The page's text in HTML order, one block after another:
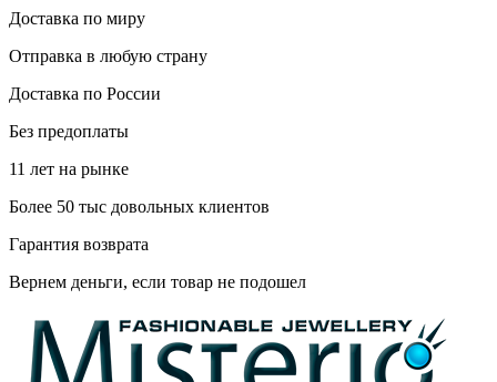
Доставка по миру
Отправка в любую страну
Доставка по России
Без предоплаты
11 лет на рынке
Более 50 тыс довольных клиентов
Гарантия возврата
Вернем деньги, если товар не подошел